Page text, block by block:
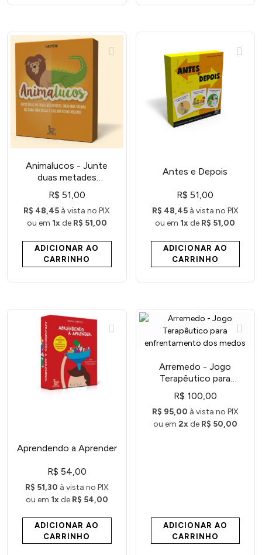
Animalucos - Junte
duas metades
diferentes, diga uma
sílaba de cada uma
delas e crie um bicho
maluco
R$ 51,00
R$ 48,45 à vista no PIX
ou em 1x de R$ 51,00
ADICIONAR AO
CARRINHO
Antes e Depois
R$ 51,00
R$ 48,45à vista no PIX
ou em 1x de R$ 51,00
ADICIONAR AO
CARRINHO
Aprendendo a Aprender
R$ 54,00
R$ 51,30 à vista no PIX
ou em 1x de R$ 54,00
ADICIONAR AO
CARRINHO
Arremedo - Jogo
Terapêutico para
enfrentamento dos
medos
R$ 100,00
R$ 95,00 à vista no PIX
ou em 2x de R$ 50,00
ADICIONAR AO
CARRINHO